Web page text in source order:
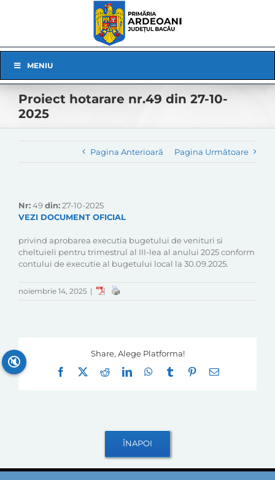
Navigation
MENIU
Proiect hotarare nr.49 din 27-10-
2025
Pagina Anterioară Pagina Următoare
Nr:49din:27-10-2025
VEZI DOCUMENT OFICIAL
privind aprobarea executia bugetului de venituri si
cheltuieli pentru trimestrul al III-lea al anului 2025 conform
contului de executie al bugetului local la 30.09.2025.
noiembrie 14, 2025 |
Share, Alege Platforma!
Facebook
RedditLinkedInWhatsApp
Tumblr Pinterest
E-
🔇